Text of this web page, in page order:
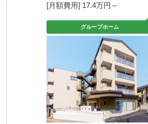
[月額費用] 17.4万円～
グループホーム